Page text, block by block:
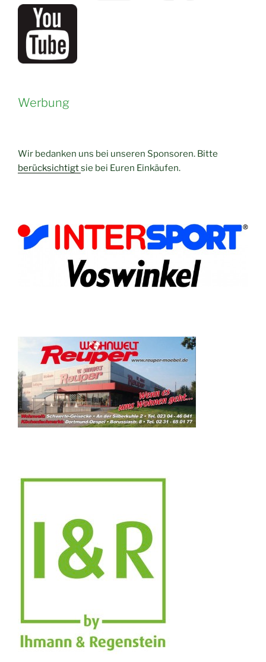
Werbung
Wir bedanken uns bei unseren Sponsoren. Bitte
berücksichtigtsie bei Euren Einkäufen.